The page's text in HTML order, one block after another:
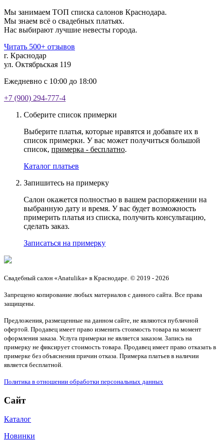
Мы занимаем ТОП списка салонов Краснодара.
Мы знаем всё о свадебных платьях.
Нас выбирают лучшие невесты города.
Читать 500+ отзывов
г. Краснодар
ул. Октябрьская 119
Ежедневно с 10:00 до 18:00
+7 (900) 294-777-4
Соберите список примерки
Выберите платья, которые нравятся и добавьте их в
список примерки. У вас может получиться большой
список, примерка - бесплатно.
Каталог платьев
Запишитесь на примерку
Салон окажется полностью в вашем распоряжении на
выбранную дату и время. У вас будет возможность
примерить платья из списка, получить консультацию,
сделать заказ.
Записаться на примерку
Свадебный салон «Anatulika» в Краснодаре. © 2019 - 2026
Запрещено копирование любых материалов с данного сайта. Все права
защищены.
Предложения, размещенные на данном сайте, не являются публичной
офертой. Продавец имеет право изменить стоимость товара на момент
оформления заказа. Услуга примерки не является заказом. Запись на
примерку не фиксирует стоимость товара. Продавец имеет право отказать в
примерке без объяснения причин отказа. Примерка платьев в наличии
является бесплатной.
Политика в отношении обработки персональных данных
Сайт
Каталог
Новинки